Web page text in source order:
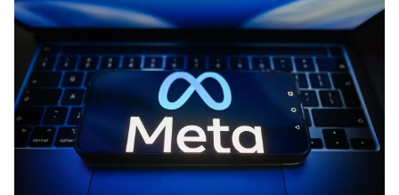
CANEDO
Un herido en la colisión entre dos coches en la
entrada a las termas de Outariz